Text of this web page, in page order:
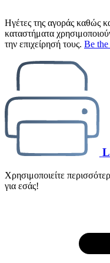
Ηγέτες της αγοράς καθώς
καταστήματα
την επιχείρησή τους. Be
Χρησιμοποιείτε
για εσάς!